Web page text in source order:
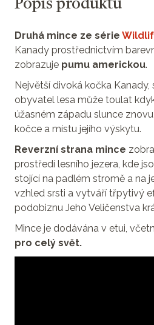
Popis produktu
Druhá mince ze série
Kanady prostřednictvím
zobrazuje pumu americkou.
Největší divoká kočka
obyvatel lesa může toulat
úžasném západu slunce
kočce a místu jejího výskytu.
Reverzní strana mince
prostředí lesního jezera, kde
stojící na padlém stromě a na
vzhled srsti a vytváří třpytivý
podobiznu Jeho Veličenstva
Mince je dodávána v etui,
pro celý svět.